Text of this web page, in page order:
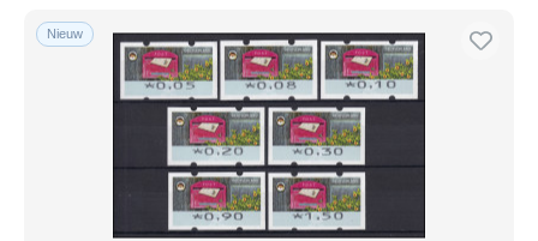
Europa
Duitsland
West-Duitsland
Automaatzegels [ATM]
Veiling met biedingen
Veilingen zonder biedingen
Veilinghuizen
Alle looptijden
Nieuw